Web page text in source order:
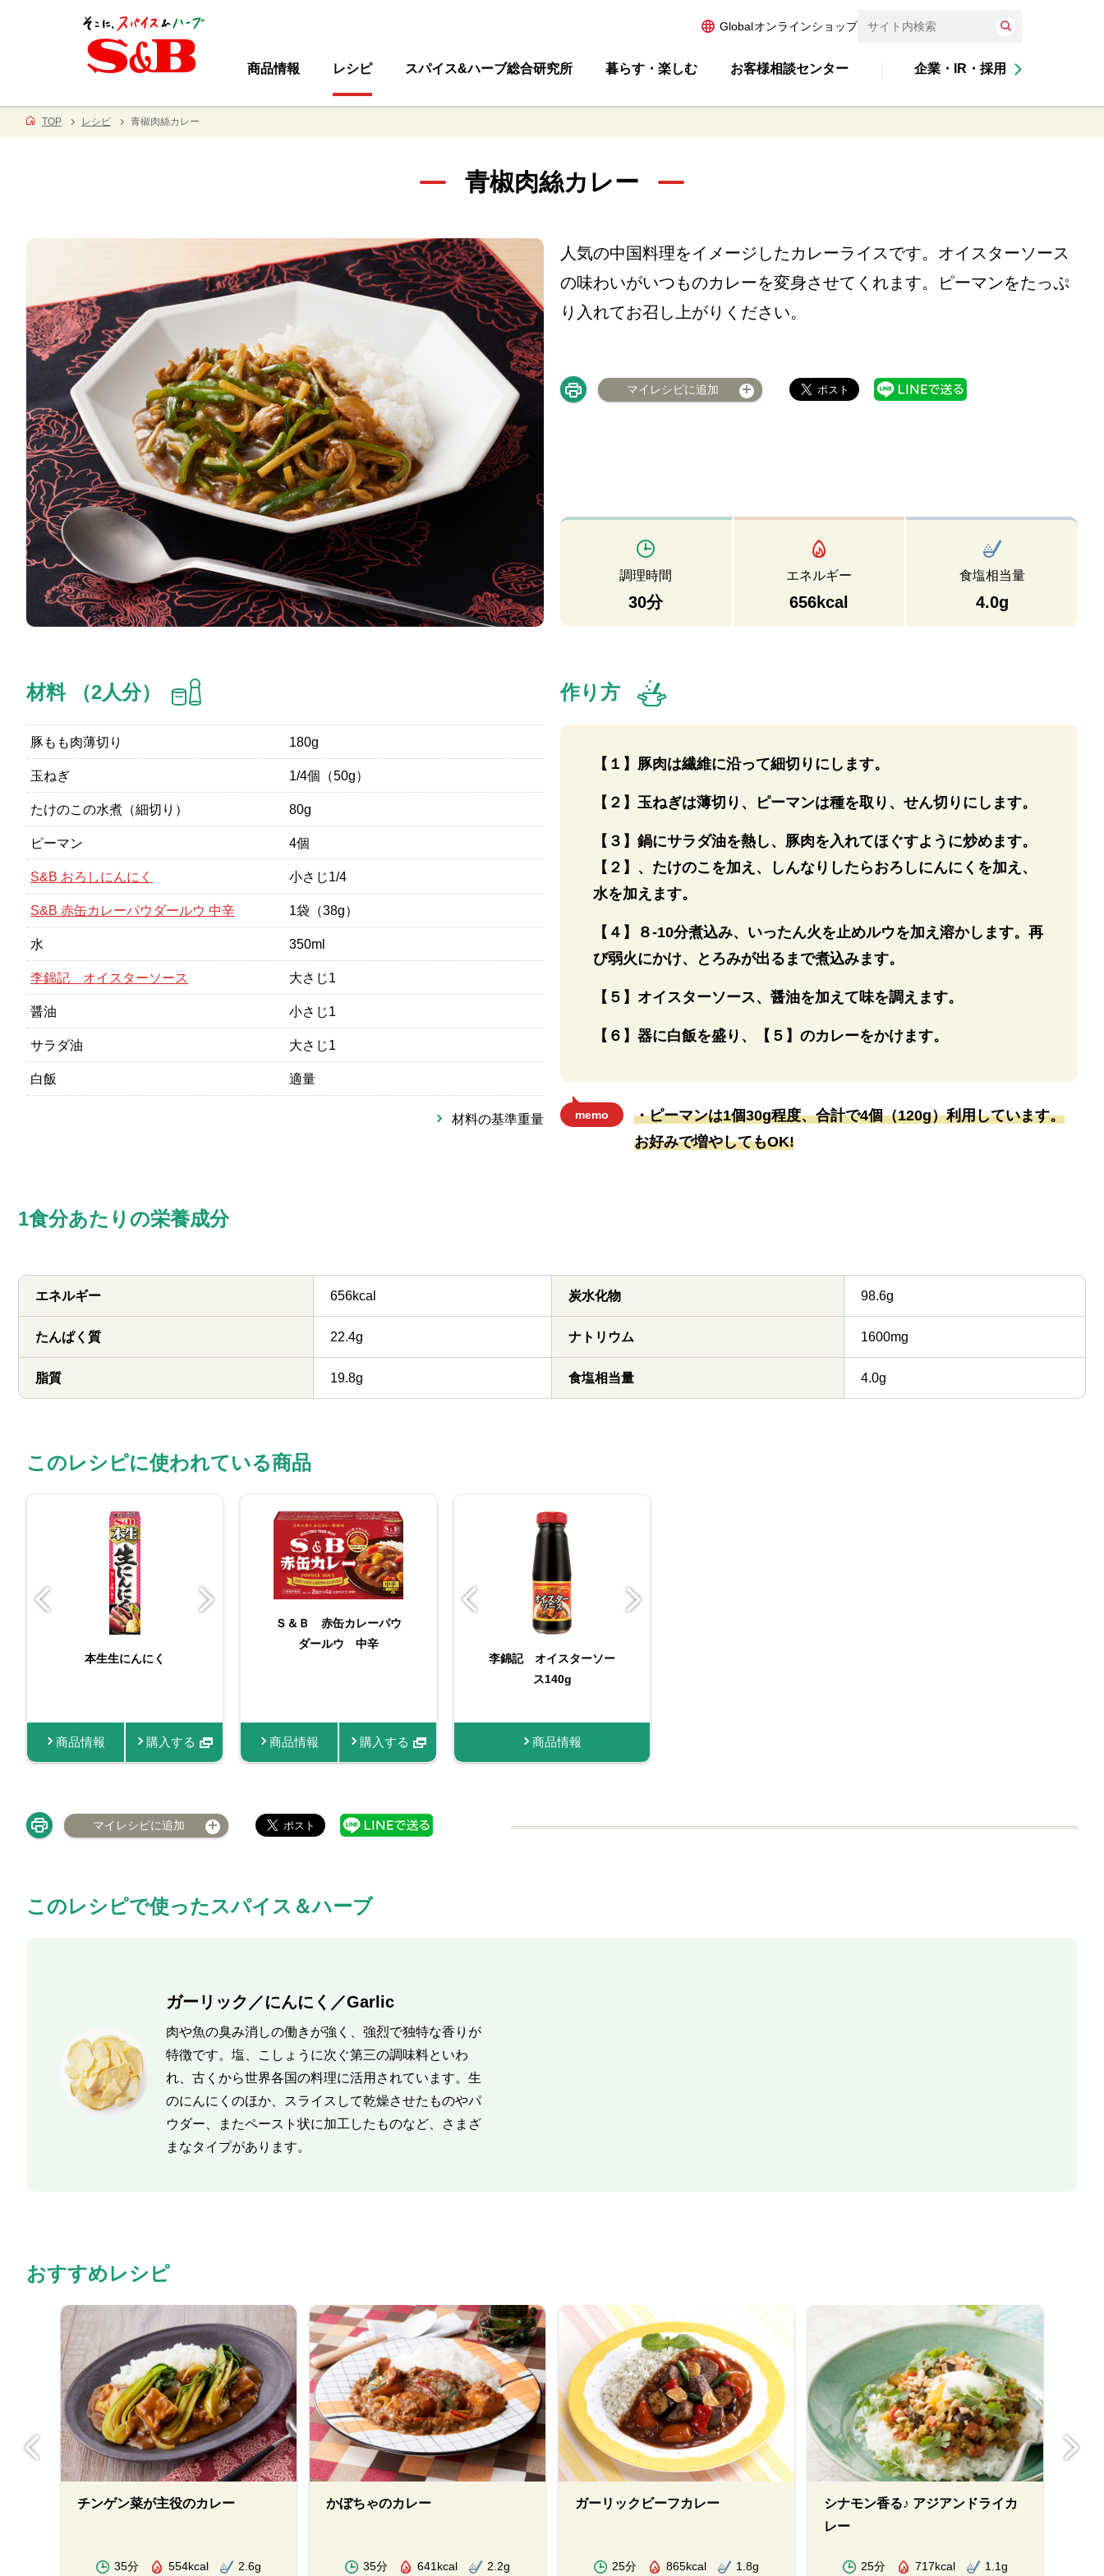
Globalオンラインショップ
商品情報 レシピ スパイス&ハーブ総合研究所 暮らす・楽しむ お客様相談センター 企業・IR・採用
TOP レシピ 青椒肉絲カレー
青椒肉絲カレー
人気の中国料理をイメージしたカレーライスです。オイスターソース
の味わいがいつものカレーを変身させてくれます。ピーマンをたっぷ
り入れてお召し上がりください。
マイレシピに追加
調理時間
30分
エネルギー
656kcal
食塩相当量
4.0g
材料 （2人分）
豚もも肉薄切り 180g
玉ねぎ 1/4個（50g）
たけのこの水煮（細切り） 80g
ピーマン 4個
S&B おろしにんにく 小さじ1/4
S&B 赤缶カレーパウダールウ 中辛 1袋（38g）
水 350ml
李錦記 オイスターソース 大さじ1
醤油 小さじ1
サラダ油 大さじ1
白飯 適量
材料の基準重量
作り方
【１】豚肉は繊維に沿って細切りにします。
【２】玉ねぎは薄切り、ピーマンは種を取り、せん切りにします。
【３】鍋にサラダ油を熱し、豚肉を入れてほぐすように炒めます。
【２】、たけのこを加え、しんなりしたらおろしにんにくを加え、
水を加えます。
【４】８-10分煮込み、いったん火を止めルウを加え溶かします。再
び弱火にかけ、とろみが出るまで煮込みます。
【５】オイスターソース、醤油を加えて味を調えます。
【６】器に白飯を盛り、【５】のカレーをかけます。
memo
・ピーマンは1個30g程度、合計で4個（120g）利用しています。
お好みで増やしてもOK!
1食分あたりの栄養成分
エネルギー 656kcal
たんぱく質 22.4g
脂質 19.8g
炭水化物 98.6g
ナトリウム 1600mg
食塩相当量 4.0g
このレシピに使われている商品
本生生にんにく
商品情報 購入する 商品情報 購入する
たっぷりサイズ おろし
生にんにく
商品情報
Ｓ＆Ｂ 赤缶カレーパウ
ダールウ 中辛
商品情報 購入する
商品情報 購入する
李錦記 オイスターソー
ス140g
商品情報
マイレシピに追加
このレシピで使ったスパイス＆ハーブ
ガーリック／にんにく／Garlic
肉や魚の臭み消しの働きが強く、強烈で独特な香りが
特徴です。塩、こしょうに次ぐ第三の調味料といわ
れ、古くから世界各国の料理に活用されています。生
のにんにくのほか、スライスして乾燥させたものやパ
ウダー、またペースト状に加工したものなど、さまざ
まなタイプがあります。
おすすめレシピ
チンゲン菜が主役のカレー
35分 554kcal 2.6g
かぼちゃのカレー
35分 641kcal 2.2g
ガーリックビーフカレー
25分 865kcal 1.8g
シナモン香る♪ アジアンドライカ
レー
25分 717kcal 1.1g